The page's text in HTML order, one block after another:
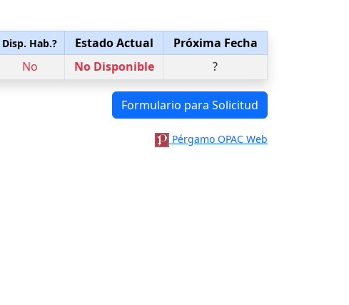
Disp. Hab.? Estado Actual
Próxima Fecha
No No Disponible ?
Formulario para Solicitud
Pérgamo OPAC Web